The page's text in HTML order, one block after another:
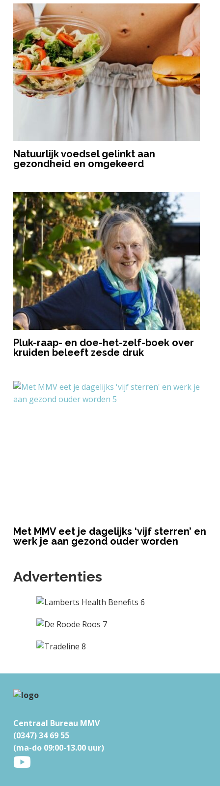
Natuurlijk voedsel gelinkt aan
gezondheid en omgekeerd
Pluk-raap- en doe-het-zelf-boek over
kruiden beleeft zesde druk
Met MMV eet je dagelijks ‘vijf sterren’ en
werk je aan gezond ouder worden
Advertenties
Centraal Bureau MMV
(0347) 34 69 55
(ma-do 09:00-13.00 uur)